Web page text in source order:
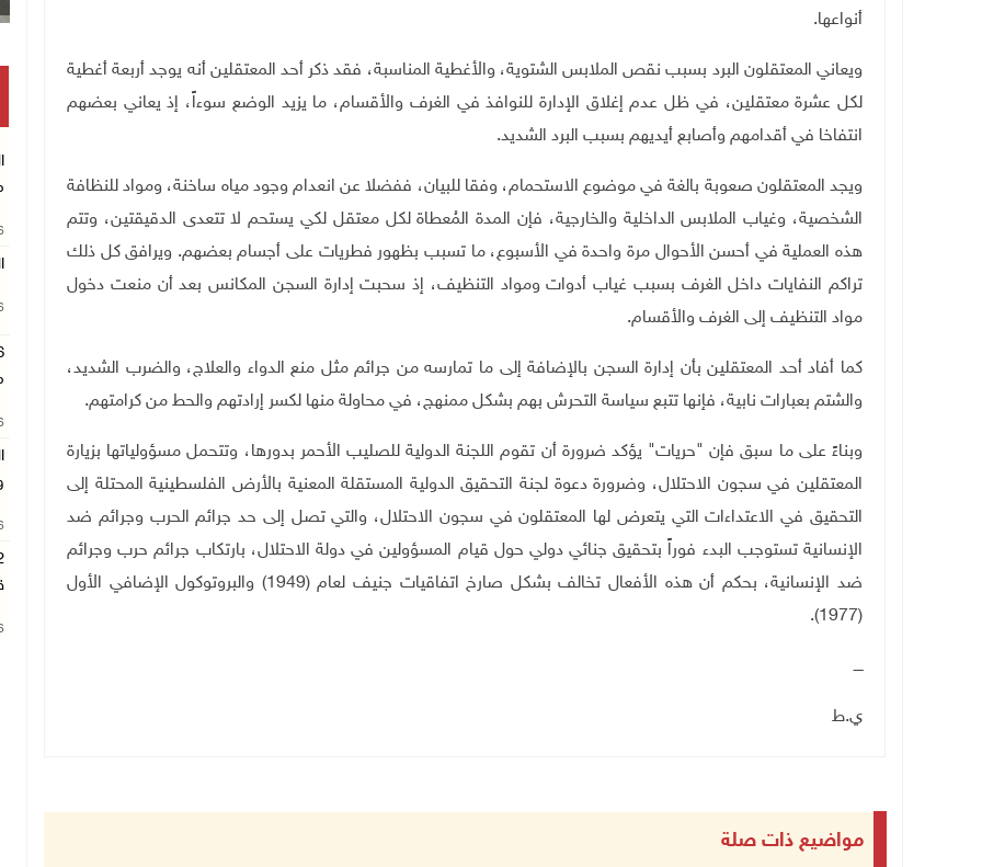
أنواعها.
ويعاني المعتقلون البرد بسبب نقص الملابس الشتوية، والأغطية المناسبة، فقد ذكر أحد المعتقلين أنه يوجد أربعة أغطية
لكل عشرة معتقلين، في ظل عدم إغلاق الإدارة للنوافذ في الغرف والأقسام، ما يزيد الوضع سوءاً، إذ يعاني بعضهم
انتفاخا في أقدامهم وأصابع أيديهم بسبب البرد الشديد.
ويجد المعتقلون صعوبة بالغة في موضوع الاستحمام، وفقا للبيان، ففضلا عن انعدام وجود مياه ساخنة، ومواد للنظافة
الشخصية، وغياب الملابس الداخلية والخارجية، فإن المدة المُعطاة لكل معتقل لكي يستحم لا تتعدى الدقيقتين، وتتم
هذه العملية في أحسن الأحوال مرة واحدة في الأسبوع، ما تسبب بظهور فطريات على أجسام بعضهم. ويرافق كل ذلك
تراكم النفايات داخل الغرف بسبب غياب أدوات ومواد التنظيف، إذ سحبت إدارة السجن المكانس بعد أن منعت دخول
مواد التنظيف إلى الغرف والأقسام.
كما أفاد أحد المعتقلين بأن إدارة السجن بالإضافة إلى ما تمارسه من جرائم مثل منع الدواء والعلاج، والضرب الشديد،
والشتم بعبارات نابية، فإنها تتبع سياسة التحرش بهم بشكل ممنهج، في محاولة منها لكسر إرادتهم والحط من كرامتهم.
وبناءً على ما سبق فإن "حريات" يؤكد ضرورة أن تقوم اللجنة الدولية للصليب الأحمر بدورها، وتتحمل مسؤولياتها بزيارة
المعتقلين في سجون الاحتلال، وضرورة دعوة لجنة التحقيق الدولية المستقلة المعنية بالأرض الفلسطينية المحتلة إلى
التحقيق في الاعتداءات التي يتعرض لها المعتقلون في سجون الاحتلال، والتي تصل إلى حد جرائم الحرب وجرائم ضد
الإنسانية تستوجب البدء فوراً بتحقيق جنائي دولي حول قيام المسؤولين في دولة الاحتلال، بارتكاب جرائم حرب وجرائم
ضد الإنسانية، بحكم أن هذه الأفعال تخالف بشكل صارخ اتفاقيات جنيف لعام (1949) والبروتوكول الإضافي الأول
(1977).
ــــ
ي.ط
مواضيع ذات صلة